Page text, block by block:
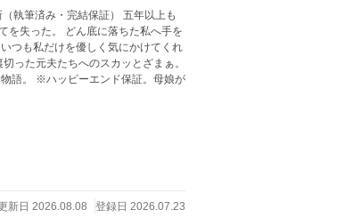
ちた私へ手を
新日 2026.08.08 登録日 2026.07.23